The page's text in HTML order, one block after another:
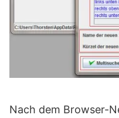
Nach dem Browser-